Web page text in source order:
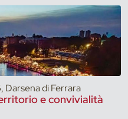
Darsena di Ferrara
e convivialità